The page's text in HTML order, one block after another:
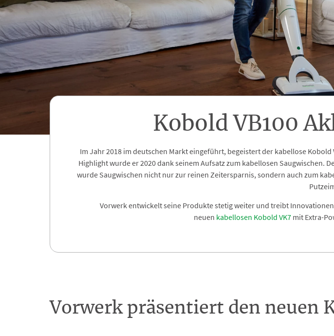
Kobold VB100
Im Jahr 2018 im deutschen Markt eingeführt, begeistert der kabellose
Highlight wurde er 2020 dank seinem Aufsatz zum kabellosen Saugwischen.
wurde Saugwischen nicht nur zur reinen Zeitersparnis, sondern auch zum
Vorwerk entwickelt seine Produkte stetig weiter und treibt
neuen kabellosen Kobold VK7mit Extra-
Vorwerk präsentiert den neuen